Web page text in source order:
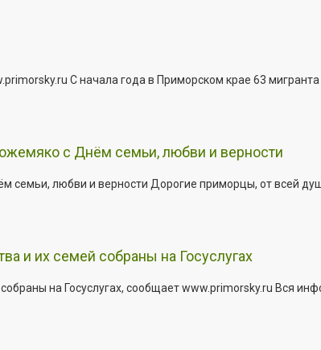
С начала года в Приморском крае 63
с Днём семьи, любви и верности
семьи, любви и верности Дорогие приморцы, от всей
и их семей собраны на Госуслугах
на Госуслугах, сообщает www.primorsky.ru Вся